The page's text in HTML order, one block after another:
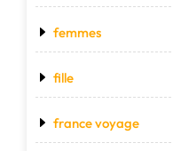
femmes
fille
france voyage